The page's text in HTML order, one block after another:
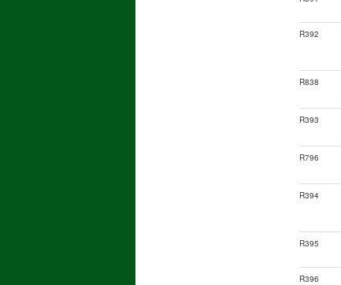
R392
R838
R393
R796
R394
R395
R396